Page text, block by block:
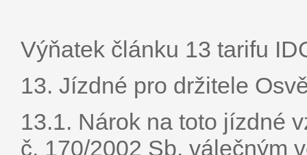
Výňatek článku 13 tarifu
13. Jízdné pro držitele
13.1. Nárok na toto jízdné
č. 170/2002 Sb. válečným